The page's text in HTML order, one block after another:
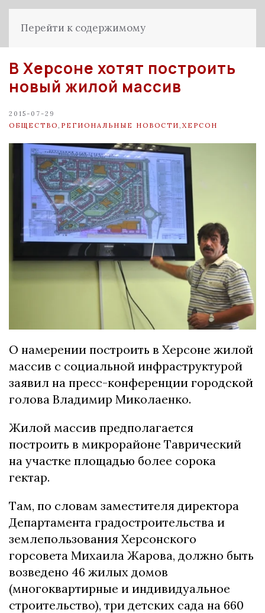
Перейти к содержимому
В Херсоне хотят построить
новый жилой массив
2015-07-29
ОБЩЕСТВО РЕГИОНАЛЬНЫЕ НОВОСТИ ХЕРСОН
О намерении построить в Херсоне жилой
массив с социальной инфраструктурой
заявил на пресс-конференции городской
голова Владимир Миколаенко.
Жилой массив предполагается
построить в микрорайоне Таврический
на участке площадью более сорока
гектар.
Там, по словам заместителя директора
Департамента градостроительства и
землепользования Херсонского
горсовета Михаила Жарова, должно быть
возведено 46 жилых домов
(многоквартирные и индивидуальное
строительство), три детских сада на 660